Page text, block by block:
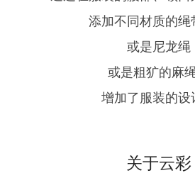
添加不同材质的绳
或是尼龙绳
或是粗犷的麻
增加了服装的设
关于云彩